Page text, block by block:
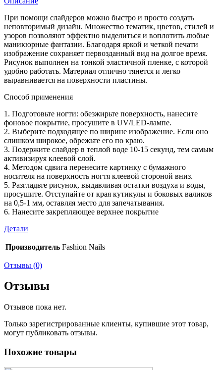
При помощи слайдеров можно быстро и просто создать
неповторимый дизайн. Множество тематик, цветов, стилей и
узоров позволяют эффектно выделиться и воплотить любые
маникюрные фантазии. Благодаря яркой и четкой печати
изображение сохраняет первозданный вид на долгое время.
Рисунок выполнен на тонкой эластичной пленке, с которой
удобно работать. Материал отлично тянется и легко
выравнивается на поверхности пластины.
Способ применения
1. Подготовьте ногти: обезжирьте поверхность, нанесите
фоновое покрытие, просушите в UV/LED-лампе.
2. Выберите подходящее по ширине изображение. Если оно
слишком широкое, обрежьте его по краю.
3. Подержите слайдер в теплой воде 10-15 секунд, тем самым
активизируя клеевой слой.
4. Методом сдвига перенесите картинку с бумажного
носителя на поверхность ногтя клеевой стороной вниз.
5. Разгладьте рисунок, выдавливая остатки воздуха и воды,
просушите. Отступайте от края кутикулы и боковых валиков
на 0,5-1 мм, оставляя место для запечатывания.
6. Нанесите закрепляющее верхнее покрытие
Детали
Производитель Fashion Nails
Отзывы (0)
Отзывы
Отзывов пока нет.
Только зарегистрированные клиенты, купившие этот товар,
могут публиковать отзывы.
Похожие товары